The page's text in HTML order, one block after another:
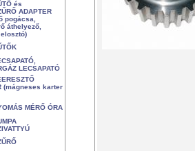
és
ADAPTER
pogácsa,
áthelyező,
LECSAPATÓ
(mágneses karter
MÉRŐ ÓRA